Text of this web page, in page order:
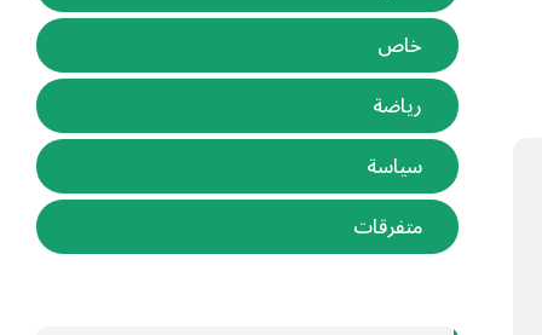
خاص
رياضة
سياسة
متفرقات